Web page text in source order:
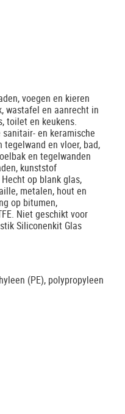
voegen en kieren
wastafel en aanrecht in
toilet en keukens.
en keramische
en vloer, bad,
en tegelwanden
kunststof
op blank glas,
metalen, hout en
op bitumen,
Niet geschikt voor
Siliconenkit Glas
(PE), polypropyleen